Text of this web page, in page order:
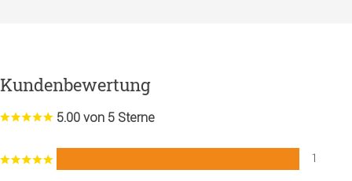
Kundenbewertung
5.00 von 5 Sterne
1